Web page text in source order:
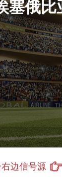
塞俄比
边信号源